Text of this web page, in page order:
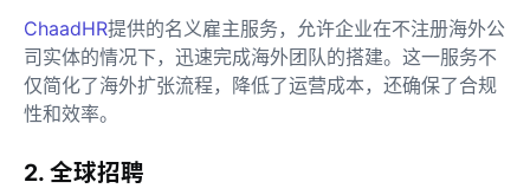
ChaadHR提供的名义雇主服务，允许企业在不注册海外公
司实体的情况下，迅速完成海外团队的搭建。这一服务不
仅简化了海外扩张流程，降低了运营成本，还确保了合规
性和效率。
2. 全球招聘